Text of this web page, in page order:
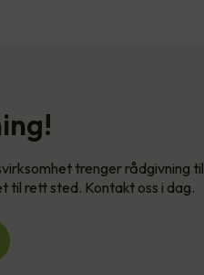
trenger rådgivning til
til rett sted. Kontakt oss i dag.